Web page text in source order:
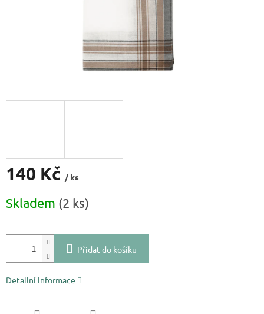
140 Kč / ks
cena:
Skladem (2 ks)
Přidat do košíku
Detailní informace